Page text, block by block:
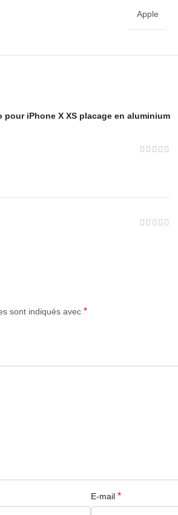
Apple
iPhone X XS placage en aluminium
sont indiqués avec *
E-mail *